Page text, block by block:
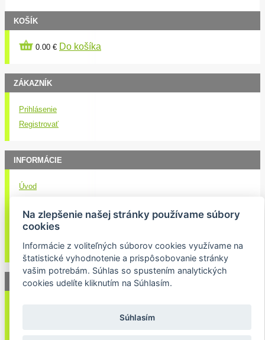
KOŠÍK
0.00 € Do košíka
ZÁKAZNÍK
Prihlásenie
Registrovať
INFORMÁCIE
Úvod
Kontakt
Doručenie nákupu
Ochrana osobných údajov
NEWSLETTER
Na zlepšenie našej stránky používame súbory
cookies
Informácie z voliteľných súborov cookies využívame na
štatistické vyhodnotenie a prispôsobovanie stránky
vašim potrebám. Súhlas so spustením analytických
cookies udelíte kliknutím na Súhlasím.
Súhlasím